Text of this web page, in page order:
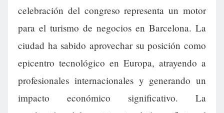
celebración del congreso representa un motor
para el turismo de negocios en Barcelona. La
ciudad ha sabido aprovechar su posición como
epicentro tecnológico en Europa, atrayendo a
profesionales internacionales y generando un
impacto económico significativo. La